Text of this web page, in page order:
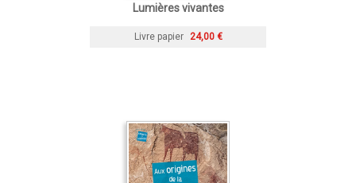
Lumières vivantes
Livre papier 24,00 €